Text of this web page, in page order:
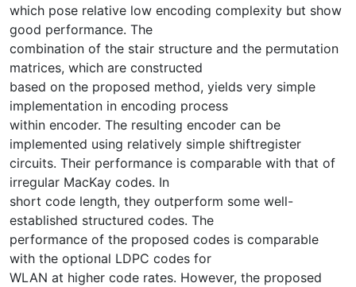
which pose relative low encoding complexity but show
good performance. The
combination of the stair structure and the permutation
matrices, which are constructed
based on the proposed method, yields very simple
implementation in encoding process
within encoder. The resulting encoder can be
implemented using relatively simple shiftregister
circuits. Their performance is comparable with that of
irregular MacKay codes. In
short code length, they outperform some well-
established structured codes. The
performance of the proposed codes is comparable
with the optional LDPC codes for
WLAN at higher code rates. However, the proposed